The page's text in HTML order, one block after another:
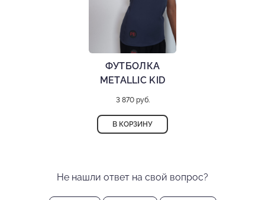
ФУТБОЛКА
METALLIC KID
3 870 руб.
В КОРЗИНУ
Не нашли ответ на свой вопрос?